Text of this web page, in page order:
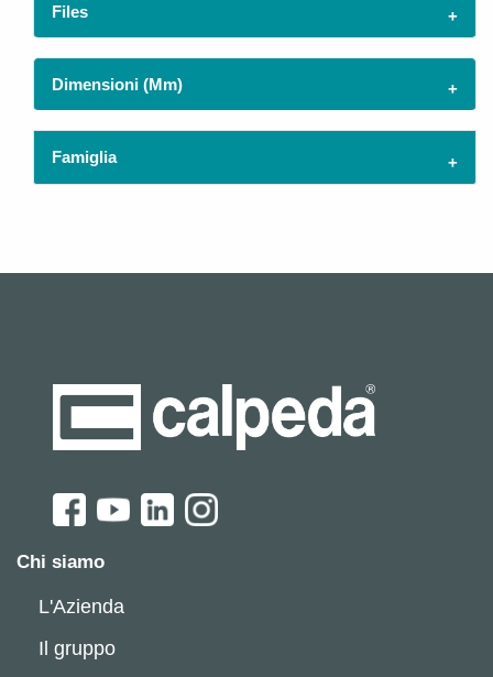
Files
Dimensioni (mm)
Famiglia
Chi siamo
L'Azienda
Il gruppo